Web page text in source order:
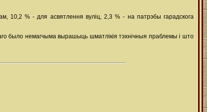
10,2 % - для асвятлення вуліц, 2,3 % - на патрэбы гарадскога
было немагчыма вырашыць шматлікія тэхнічныя праблемы і што